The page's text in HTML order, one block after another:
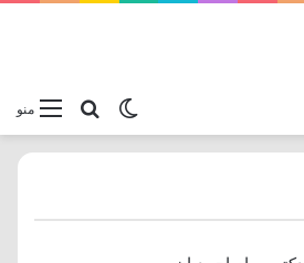
منوجستجو
تغییر پوسته